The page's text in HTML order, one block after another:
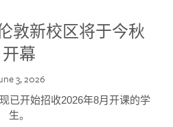
敦新校区将于今秋
开幕
3, 2026
已开始招收2026年8月开课的学
生。